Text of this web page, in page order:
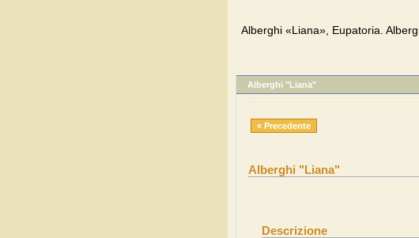
Alberghi «Liana», Eupatoria.
Alberghi "Liana"
« Precedente
Alberghi "Liana"
Descrizione